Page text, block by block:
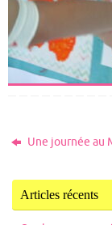
Une journée au
Articles récents